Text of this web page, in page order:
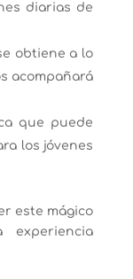
diarias de
obtiene a lo
acompañará
que puede
los jóvenes
este mágico